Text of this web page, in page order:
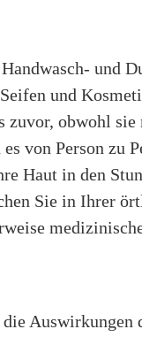
und
und
obwohl sie
von Person zu
Haut in den
Sie in Ihrer